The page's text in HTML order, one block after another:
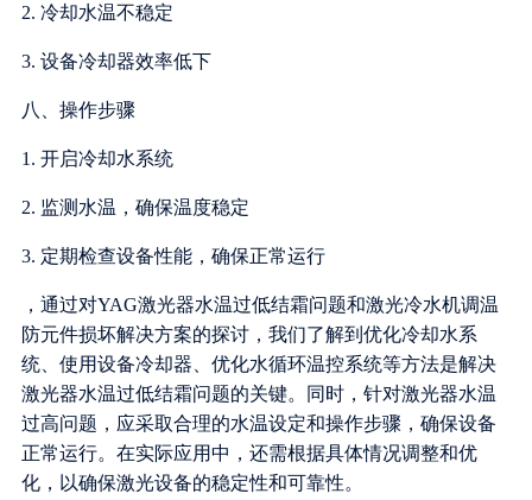
2. 冷却水温不稳定
3. 设备冷却器效率低下
八、操作步骤
1. 开启冷却水系统
2. 监测水温，确保温度稳定
3. 定期检查设备性能，确保正常运行
，通过对YAG激光器水温过低结霜问题和激光冷水机调温
防元件损坏解决方案的探讨，我们了解到优化冷却水系
统、使用设备冷却器、优化水循环温控系统等方法是解决
激光器水温过低结霜问题的关键。同时，针对激光器水温
过高问题，应采取合理的水温设定和操作步骤，确保设备
正常运行。在实际应用中，还需根据具体情况调整和优
化，以确保激光设备的稳定性和可靠性。